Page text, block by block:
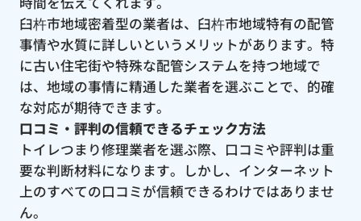
臼杵市地域密着型の業者は、臼杵市地域特有の配管
事情や水質に詳しいというメリットがあります。特
に古い住宅街や特殊な配管システムを持つ地域で
は、地域の事情に精通した業者を選ぶことで、的確
な対応が期待できます。
口コミ・評判の信頼できるチェック方法
トイレつまり修理業者を選ぶ際、口コミや評判は重
要な判断材料になります。しかし、インターネット
上のすべての口コミが信頼できるわけではありませ
ん。